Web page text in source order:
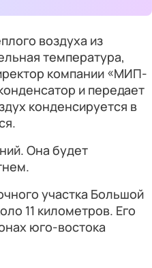
воздуха из
температура,
компании «МИП-
и передает
конденсируется в
Она будет
участка Большой
11 километров. Его
юго-востока